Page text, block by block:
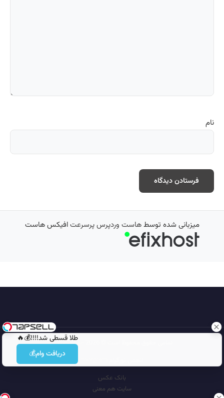
طلا قسطی شد!!!!💰🔥
دریافت وام💰
نام
میزبانی شده توسطهاست وردپرس پرسرعتافیکس هاست
مجله نورگرام
بانک عکس
سایت هم معنی